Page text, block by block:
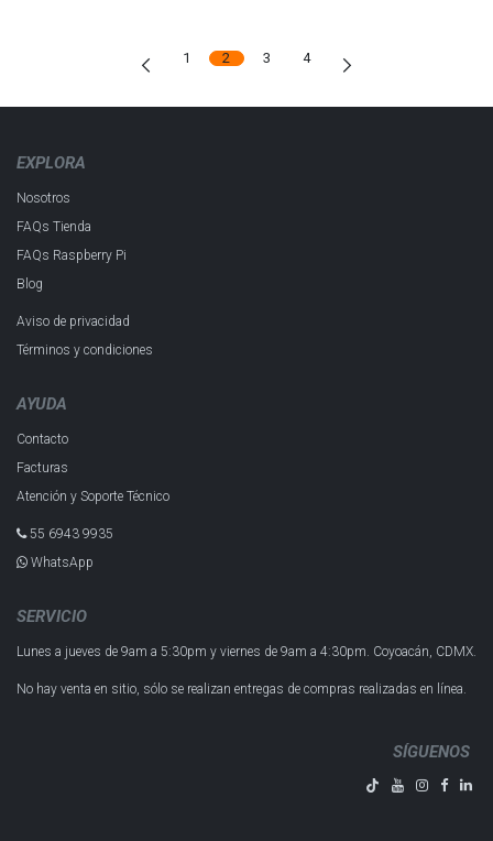
1 2 3 4
EXPLORA
Nosotros
FAQs Tienda
FAQs Raspberry Pi
Blog
Aviso de privacidad
Términos y condiciones
AYUDA
Contacto
Facturas
Atención y Soporte Técnico
55 6943 993​5
WhatsApp
SERVICIO
Lunes a jueves de 9am a 5:30pm y viernes de 9am a 4:30pm. Coyoacán, CDMX.
No hay venta en sitio, sólo se realizan entregas de compras realizadas en línea.
SÍGUENOS